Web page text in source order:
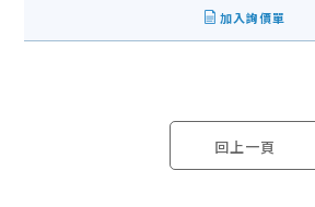
加入詢價單
回上一頁